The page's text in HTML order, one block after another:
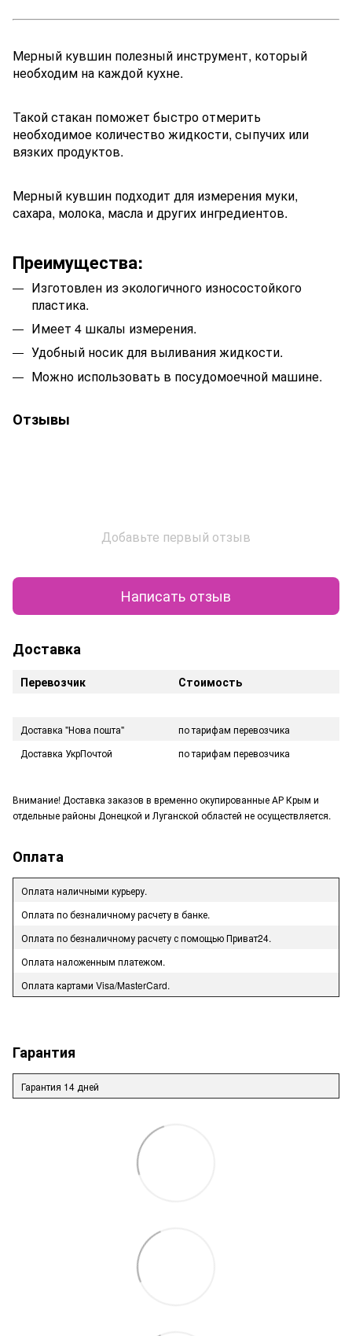
Мерный кувшин полезный инструмент, который
необходим на каждой кухне.
Такой стакан поможет быстро отмерить
необходимое количество жидкости, сыпучих или
вязких продуктов.
Мерный кувшин подходит для измерения муки,
сахара, молока, масла и других ингредиентов.
Преимущества:
Изготовлен из экологичного износостойкого
пластика.
Имеет 4 шкалы измерения.
Удобный носик для выливания жидкости.
Можно использовать в посудомоечной машине.
Отзывы
Добавьте первый отзыв
Написать отзыв
Доставка
Перевозчик Стоимость
Доставка "Нова пошта"
по тарифам перевозчика
Доставка УкрПочтой
по тарифам перевозчика
Внимание! Доставка заказов в временно окупированные АР Крым и
отдельные районы Донецкой и Луганской областей не осуществляется.
Оплата
Оплата наличными курьеру.
Оплата по безналичному расчету в банке.
Оплата по безналичному расчету с помощью Приват24.
Оплата наложенным платежом.
Оплата картами Visa/MasterCard.
Гарантия
Гарантия 14 дней